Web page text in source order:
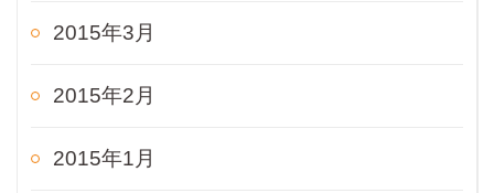
2015年3月
2015年2月
2015年1月